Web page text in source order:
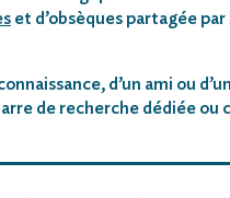
et d’obsèques partagée
d’un ami ou
de recherche dédiée ou